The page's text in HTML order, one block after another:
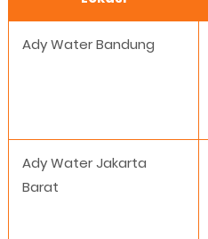
Ady Water Bandung
Ady Water Jakarta
Barat